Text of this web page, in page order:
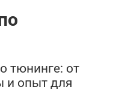
тюнинге: от
и опыт для